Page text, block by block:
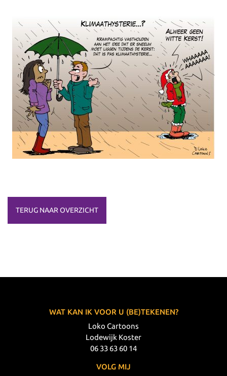
TERUG NAAR OVERZICHT
WAT KAN IK VOOR U (BE)TEKENEN?
Loko Cartoons
Lodewijk Koster
06 33 63 60 14
VOLG MIJ